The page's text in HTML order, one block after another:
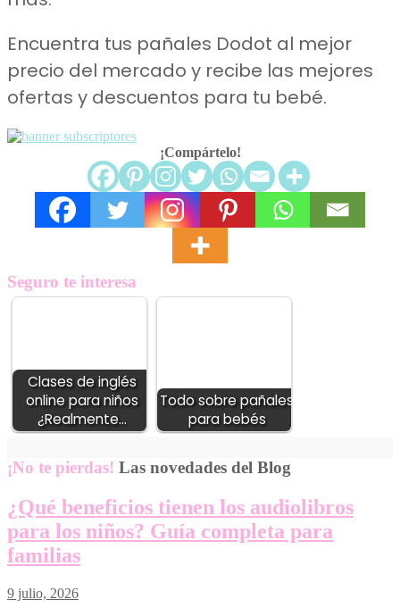
Encuentra tus pañales Dodot al mejor
precio del mercado y recibe las mejores
ofertas y descuentos para tu bebé.
¡Compártelo!
Seguro te interesa
Clases de inglés
online para niños
¿Realmente…
Todo sobre pañales
para bebés
¡No te pierdas! Las novedades del Blog
¿Qué beneficios tienen los audiolibros
para los niños? Guía completa para
familias
9 julio, 2026